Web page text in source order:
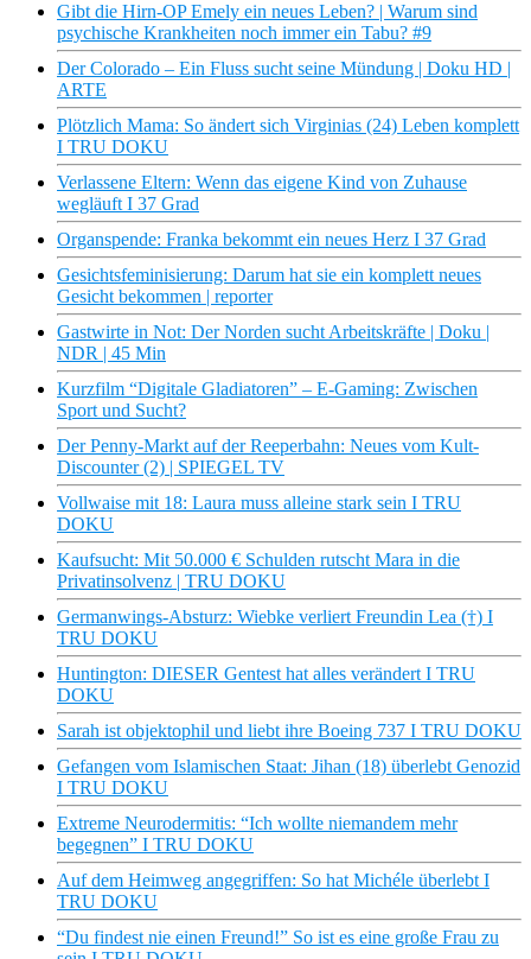
Gibt die Hirn-OP Emely ein neues Leben? | Warum sind
psychische Krankheiten noch immer ein Tabu? #9
Der Colorado – Ein Fluss sucht seine Mündung | Doku HD |
ARTE
Plötzlich Mama: So ändert sich Virginias (24) Leben komplett
I TRU DOKU
Verlassene Eltern: Wenn das eigene Kind von Zuhause
wegläuft I 37 Grad
Organspende: Franka bekommt ein neues Herz I 37 Grad
Gesichtsfeminisierung: Darum hat sie ein komplett neues
Gesicht bekommen | reporter
Gastwirte in Not: Der Norden sucht Arbeitskräfte | Doku |
NDR | 45 Min
Kurzfilm “Digitale Gladiatoren” – E-Gaming: Zwischen
Sport und Sucht?
Der Penny-Markt auf der Reeperbahn: Neues vom Kult-
Discounter (2) | SPIEGEL TV
Vollwaise mit 18: Laura muss alleine stark sein I TRU
DOKU
Kaufsucht: Mit 50.000 € Schulden rutscht Mara in die
Privatinsolvenz | TRU DOKU
Germanwings-Absturz: Wiebke verliert Freundin Lea (†) I
TRU DOKU
Huntington: DIESER Gentest hat alles verändert I TRU
DOKU
Sarah ist objektophil und liebt ihre Boeing 737 I TRU DOKU
Gefangen vom Islamischen Staat: Jihan (18) überlebt Genozid
I TRU DOKU
Extreme Neurodermitis: “Ich wollte niemandem mehr
begegnen” I TRU DOKU
Auf dem Heimweg angegriffen: So hat Michéle überlebt I
TRU DOKU
“Du findest nie einen Freund!” So ist es eine große Frau zu